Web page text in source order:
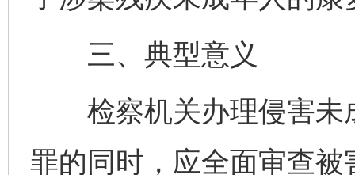
三、典型意义
检察机关办理侵害未
罪的同时，应全面审查